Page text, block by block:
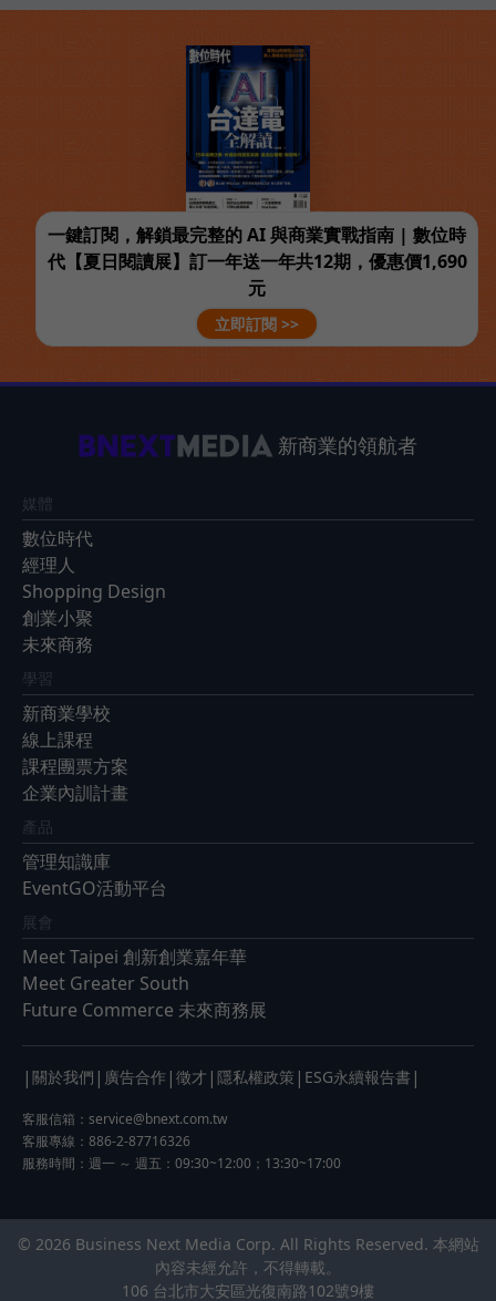
一鍵訂閱，解鎖最完整的 AI 與商業實戰指南 | 數位時
代【夏日閱讀展】訂一年送一年共12期，優惠價1,690
元
立即訂閱 >>
新商業的領航者
媒體
數位時代
經理人
Shopping Design
創業小聚
未來商務
學習
新商業學校
線上課程
課程團票方案
企業內訓計畫
產品
管理知識庫
EventGO活動平台
展會
Meet Taipei 創新創業嘉年華
Meet Greater South
Future Commerce 未來商務展
| 關於我們 | 廣告合作 | 徵才 | 隱私權政策 | ESG永續報告書 |
客服信箱： service@bnext.com.tw
客服專線：886-2-87716326
服務時間：週一 ～ 週五：09:30~12:00；13:30~17:00
© 2026 Business Next Media Corp. All Rights Reserved. 本網站
內容未經允許，不得轉載。
106 台北市大安區光復南路102號9樓